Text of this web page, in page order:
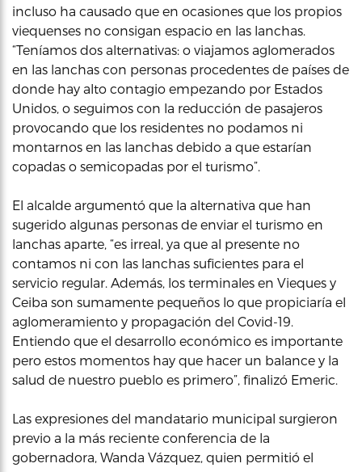
incluso ha causado que en ocasiones que los propios
viequenses no consigan espacio en las lanchas.
“Teníamos dos alternativas: o viajamos aglomerados
en las lanchas con personas procedentes de países de
donde hay alto contagio empezando por Estados
Unidos, o seguimos con la reducción de pasajeros
provocando que los residentes no podamos ni
montarnos en las lanchas debido a que estarían
copadas o semicopadas por el turismo”.
El alcalde argumentó que la alternativa que han
sugerido algunas personas de enviar el turismo en
lanchas aparte, “es irreal, ya que al presente no
contamos ni con las lanchas suficientes para el
servicio regular. Además, los terminales en Vieques y
Ceiba son sumamente pequeños lo que propiciaría el
aglomeramiento y propagación del Covid-19.
Entiendo que el desarrollo económico es importante
pero estos momentos hay que hacer un balance y la
salud de nuestro pueblo es primero”, finalizó Emeric.
Las expresiones del mandatario municipal surgieron
previo a la más reciente conferencia de la
gobernadora, Wanda Vázquez, quien permitió el